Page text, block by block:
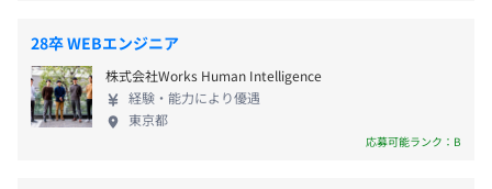
社内検定等の制度の有無及びその内容
なし
28卒 WEBエンジニア
株式会社Works Human Intelligence
経験・能力により優遇
東京都
応募可能ランク：B